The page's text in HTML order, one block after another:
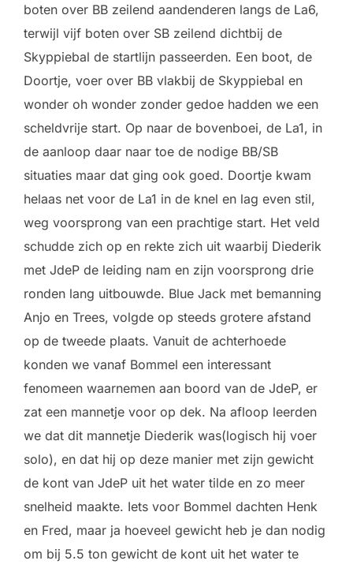
boten over BB zeilend aandenderen langs de La6,
terwijl vijf boten over SB zeilend dichtbij de
Skyppiebal de startlijn passeerden. Een boot, de
Doortje, voer over BB vlakbij de Skyppiebal en
wonder oh wonder zonder gedoe hadden we een
scheldvrije start. Op naar de bovenboei, de La1, in
de aanloop daar naar toe de nodige BB/SB
situaties maar dat ging ook goed. Doortje kwam
helaas net voor de La1 in de knel en lag even stil,
weg voorsprong van een prachtige start. Het veld
schudde zich op en rekte zich uit waarbij Diederik
met JdeP de leiding nam en zijn voorsprong drie
ronden lang uitbouwde. Blue Jack met bemanning
Anjo en Trees, volgde op steeds grotere afstand
op de tweede plaats. Vanuit de achterhoede
konden we vanaf Bommel een interessant
fenomeen waarnemen aan boord van de JdeP, er
zat een mannetje voor op dek. Na afloop leerden
we dat dit mannetje Diederik was(logisch hij voer
solo), en dat hij op deze manier met zijn gewicht
de kont van JdeP uit het water tilde en zo meer
snelheid maakte. Iets voor Bommel dachten Henk
en Fred, maar ja hoeveel gewicht heb je dan nodig
om bij 5.5 ton gewicht de kont uit het water te